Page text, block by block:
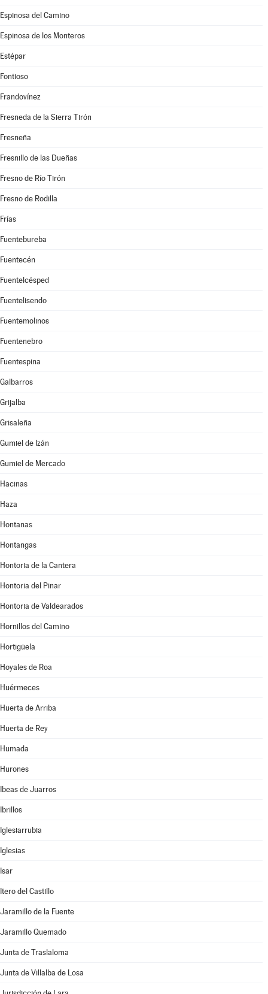
Espinosa del Camino
Espinosa de los Monteros
Estépar
Fontioso
Frandovínez
Fresneda de la Sierra Tirón
Fresneña
Fresnillo de las Dueñas
Fresno de Río Tirón
Fresno de Rodilla
Frías
Fuentebureba
Fuentecén
Fuentelcésped
Fuentelisendo
Fuentemolinos
Fuentenebro
Fuentespina
Galbarros
Grijalba
Grisaleña
Gumiel de Izán
Gumiel de Mercado
Hacinas
Haza
Hontanas
Hontangas
Hontoria de la Cantera
Hontoria del Pinar
Hontoria de Valdearados
Hornillos del Camino
Hortigüela
Hoyales de Roa
Huérmeces
Huerta de Arriba
Huerta de Rey
Humada
Hurones
Ibeas de Juarros
Ibrillos
Iglesiarrubia
Iglesias
Isar
Itero del Castillo
Jaramillo de la Fuente
Jaramillo Quemado
Junta de Traslaloma
Junta de Villalba de Losa